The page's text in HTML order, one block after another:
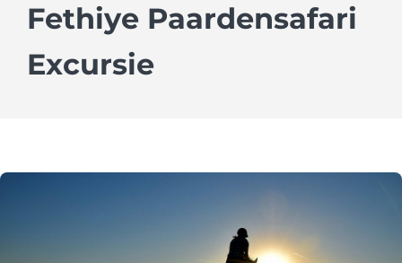
Fethiye Paardensafari
Excursie